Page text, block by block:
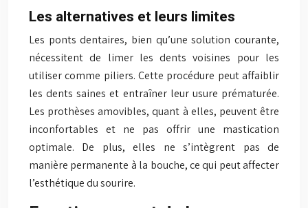
Les alternatives et leurs limites
Les ponts dentaires, bien qu’une solution courante,
nécessitent de limer les dents voisines pour les
utiliser comme piliers. Cette procédure peut affaiblir
les dents saines et entraîner leur usure prématurée.
Les prothèses amovibles, quant à elles, peuvent être
inconfortables et ne pas offrir une mastication
optimale. De plus, elles ne s’intègrent pas de
manière permanente à la bouche, ce qui peut affecter
l’esthétique du sourire.